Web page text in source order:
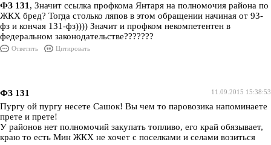
ФЗ 131 , Значит ссылка профкома Янтаря на полномочия района по
ЖКХ бред? Тогда столько ляпов в этом обращении начиная от 93-
фз и кончая 131-фз)))) Значит и профком некомпетентен в
федеральном законодательстве???????
Ответить Цитировать
11.09.2015 15:38:53
ФЗ 131
Пургу ой пургу несете Сашок! Вы чем то паровозика напоминаете
прете и прете!
У районов нет полномочий закупать топливо, его край обязывает,
краю то есть Мин ЖКХ не хочет с поселками и селами возиться